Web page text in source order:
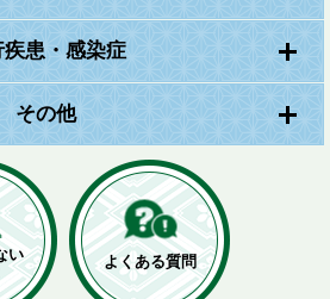
疾患・感染症
その他
い
よくある質問